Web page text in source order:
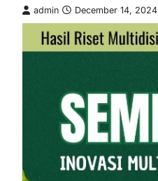
admin December 14, 2024